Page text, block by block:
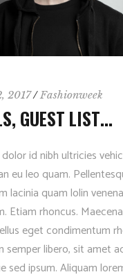
2017 Fashionweek
GUEST LIST…
id nibh ultricies
eu leo quam.
lacinia quam lolin
Etiam rhoncus.
eget condimentum
semper libero, sit amet
sed ipsum. Aliquam